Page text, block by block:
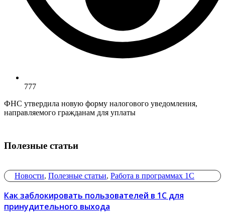
777
ФНС утвердила новую форму налогового уведомления,
направляемого гражданам для уплаты
Полезные статьи
Новости, Полезные статьи, Работа в программах 1С
Как заблокировать пользователей в 1С для
принудительного выхода